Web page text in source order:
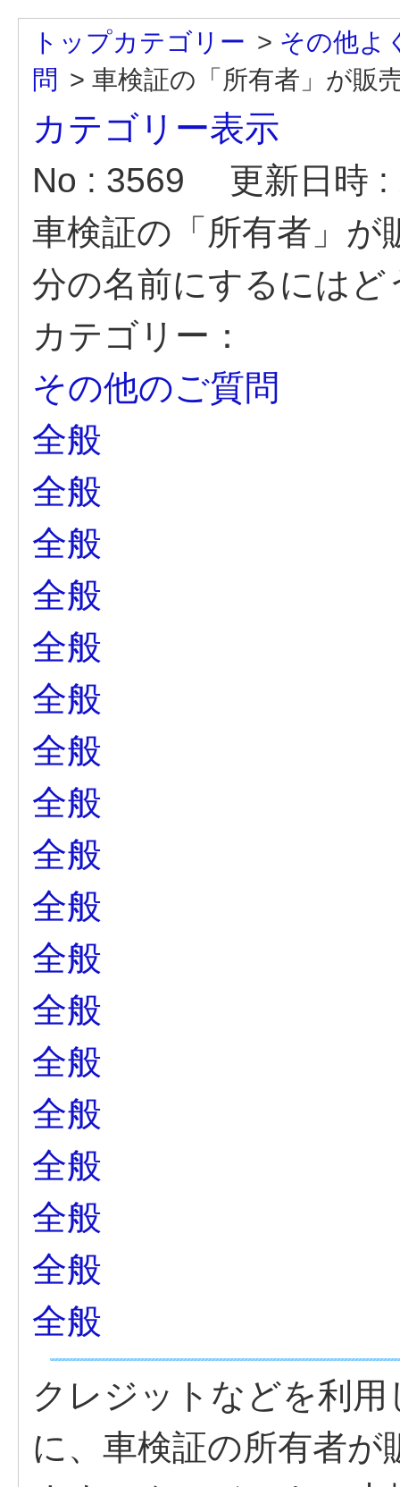
トップカテゴリー > その他よ
問 > 車検証の「所有者」が販
カテゴリー表示
No : 3569
更新日時
車検証の「所有者」が
分の名前にするには
カテゴリー：
その他のご質問
全般
全般
全般
全般
全般
全般
全般
全般
全般
全般
全般
全般
全般
全般
全般
全般
全般
全般
クレジットなどを利
に、車検証の所有者